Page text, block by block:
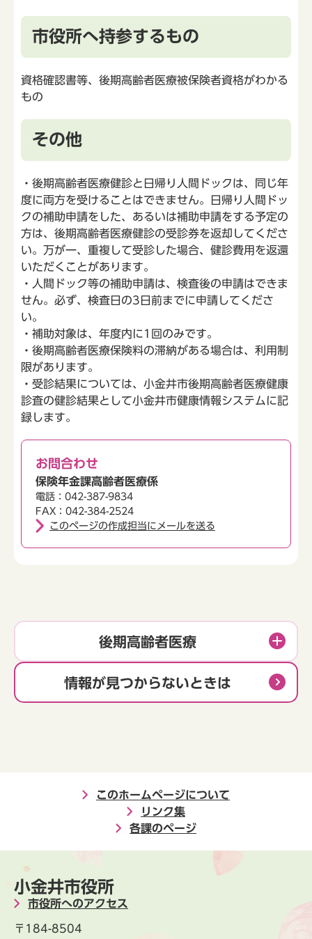
市役所へ持参するもの
資格確認書等、後期高齢者医療被保険者資格がわかる
もの
その他
・後期高齢者医療健診と日帰り人間ドックは、同じ年
度に両方を受けることはできません。日帰り人間ドッ
クの補助申請をした、あるいは補助申請をする予定の
方は、後期高齢者医療健診の受診券を返却してくださ
い。万が一、重複して受診した場合、健診費用を返還
いただくことがあります。
・人間ドック等の補助申請は、検査後の申請はできま
せん。必ず、検査日の3日前までに申請してくださ
い。
・補助対象は、年度内に1回のみです。
・後期高齢者医療保険料の滞納がある場合は、利用制
限があります。
・受診結果については、小金井市後期高齢者医療健康
診査の健診結果として小金井市健康情報システムに記
録します。
お問合わせ
保険年金課高齢者医療係
電話：042-387-9834
FAX：042-384-2524
このページの作成担当にメールを送る
後期高齢者医療
情報が見つからないときは
このホームページについて
リンク集
各課のページ
小金井市役所
市役所へのアクセス
〒184-8504